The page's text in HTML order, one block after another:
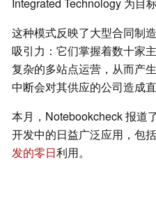
这种模式反映了大型合同制
吸引力：它们掌握着数十家
复杂的多站点运营，从而产
中断会对其供应的公司造成
本月，Notebookcheck 报道
开发中的日益广泛应用，包
发的零日利用。